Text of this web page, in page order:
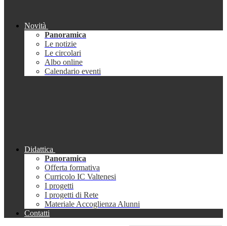
Novità
Panoramica
Le notizie
Le circolari
Albo online
Calendario eventi
Didattica
Panoramica
Offerta formativa
Curricolo IC Valtenesi
I progetti
I progetti di Rete
Materiale Accoglienza Alunni
Contatti